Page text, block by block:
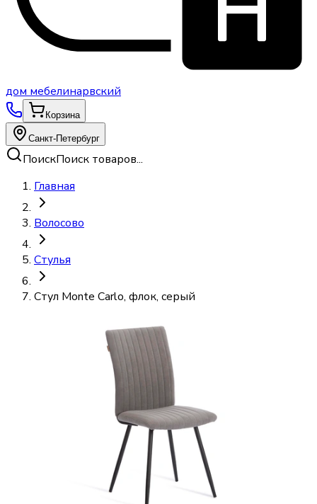
дом мебелинарвский
Корзина
Санкт-Петербург
ПоискПоиск товаров...
Главная
Волосово
Стулья
Стул Monte Carlo, флок, серый